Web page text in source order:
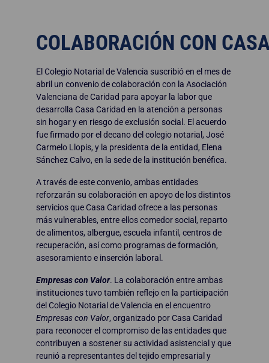
COLABORACIÓN CON
El Colegio Notarial de Valencia suscribió en el mes de
abril un convenio de colaboración con la Asociación
Valenciana de Caridad para apoyar la labor que
desarrolla Casa Caridad en la atención a personas
sin hogar y en riesgo de exclusión social. El acuerdo
fue firmado por el decano del colegio notarial, José
Carmelo Llopis, y la presidenta de la entidad, Elena
Sánchez Calvo, en la sede de la institución benéfica.
A través de este convenio, ambas entidades
reforzarán su colaboración en apoyo de los distintos
servicios que Casa Caridad ofrece a las personas
más vulnerables, entre ellos comedor social, reparto
de alimentos, albergue, escuela infantil, centros de
recuperación, así como programas de formación,
asesoramiento e inserción laboral.
Empresas con Valor. La colaboración entre ambas
instituciones tuvo también reflejo en la participación
del Colegio Notarial de Valencia en el encuentro
Empresas con Valor, organizado por Casa Caridad
para reconocer el compromiso de las entidades que
contribuyen a sostener su actividad asistencial y que
reunió a representantes del tejido empresarial y